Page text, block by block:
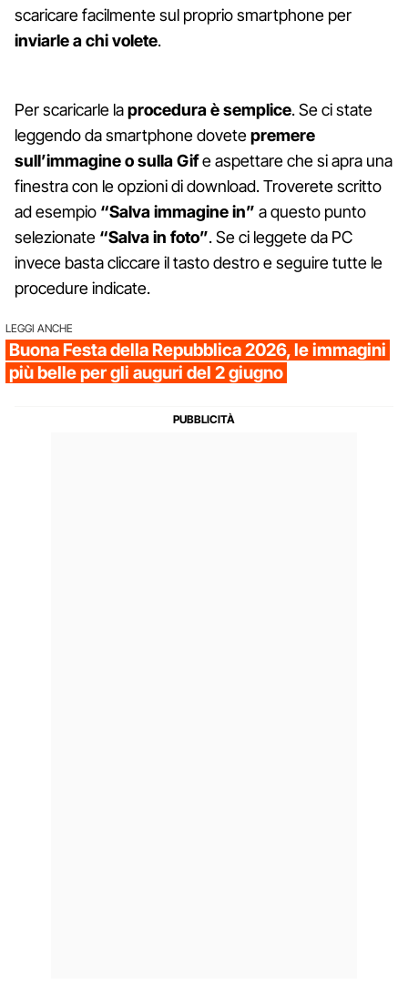
scaricare facilmente sul proprio smartphone per
inviarle a chi volete.
Per scaricarle laprocedura è semplice. Se ci state
leggendo da smartphone dovetepremere
sull’immagine o sulla Gife aspettare che si apra una
finestra con le opzioni di download. Troverete scritto
ad esempio “Salva immagine in” a questo punto
selezionate “Salva in foto”. Se ci leggete da PC
invece basta cliccare il tasto destro e seguire tutte le
procedure indicate.
LEGGI ANCHE
Buona Festa della Repubblica 2026, le immagini
più belle per gli auguri del 2 giugno